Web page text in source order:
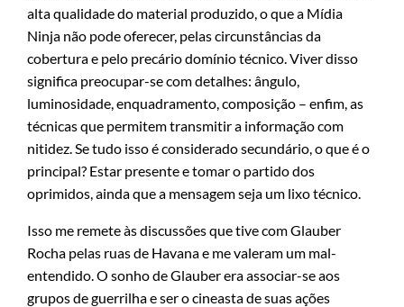
alta qualidade do material produzido, o que a Mídia
Ninja não pode oferecer, pelas circunstâncias da
cobertura e pelo precário domínio técnico. Viver disso
significa preocupar-se com detalhes: ângulo,
luminosidade, enquadramento, composição – enfim, as
técnicas que permitem transmitir a informação com
nitidez. Se tudo isso é considerado secundário, o que é o
principal? Estar presente e tomar o partido dos
oprimidos, ainda que a mensagem seja um lixo técnico.
Isso me remete às discussões que tive com Glauber
Rocha pelas ruas de Havana e me valeram um mal-
entendido. O sonho de Glauber era associar-se aos
grupos de guerrilha e ser o cineasta de suas ações